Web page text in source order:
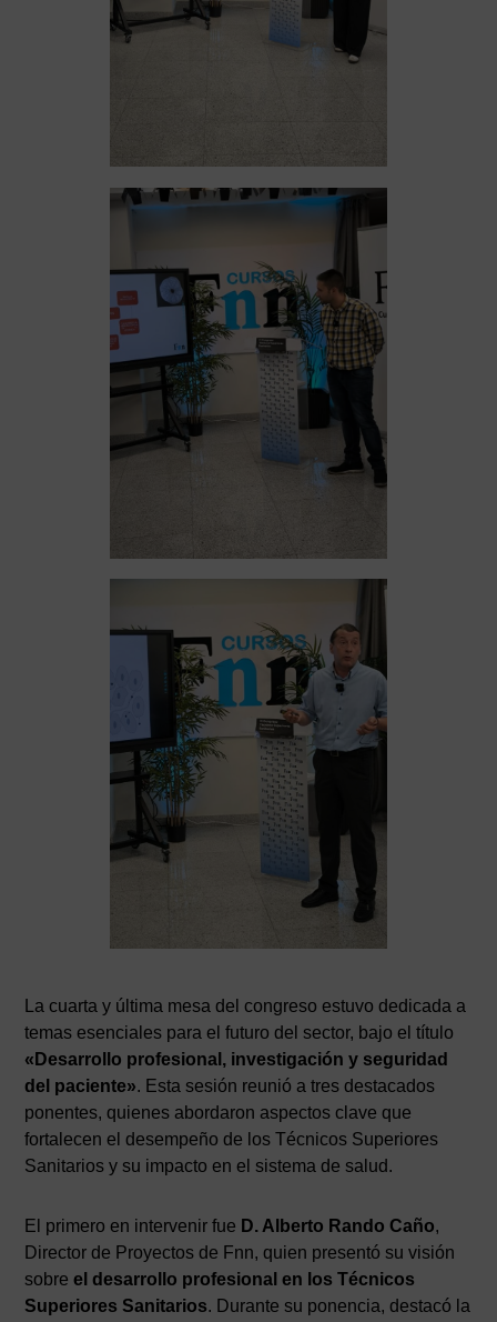
La cuarta y última mesa del congreso estuvo dedicada a
temas esenciales para el futuro del sector, bajo el título
«Desarrollo profesional, investigación y seguridad
del paciente». Esta sesión reunió a tres destacados
ponentes, quienes abordaron aspectos clave que
fortalecen el desempeño de los Técnicos Superiores
Sanitarios y su impacto en el sistema de salud.
El primero en intervenir fue D. Alberto Rando Caño,
Director de Proyectos de Fnn, quien presentó su visión
sobreel desarrollo profesional en los Técnicos
Superiores Sanitarios. Durante su ponencia, destacó la